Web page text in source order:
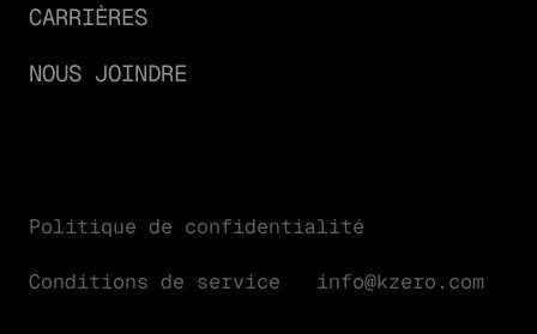
CARRIÈRES
NOUS JOINDRE
Politique de confidentialité
Conditions de service info@kzero.com